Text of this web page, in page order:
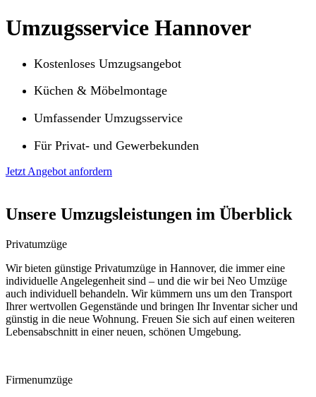
Umzugsservice Hannover
Kostenloses Umzugsangebot
Küchen & Möbelmontage
Umfassender Umzugsservice
Für Privat- und Gewerbekunden
Jetzt Angebot anfordern
Unsere Umzugsleistungen im Überblick
Privatumzüge
Wir bieten günstige Privatumzüge in Hannover, die immer eine
individuelle Angelegenheit sind – und die wir bei Neo Umzüge
auch individuell behandeln. Wir kümmern uns um den Transport
Ihrer wertvollen Gegenstände und bringen Ihr Inventar sicher und
günstig in die neue Wohnung. Freuen Sie sich auf einen weiteren
Lebensabschnitt in einer neuen, schönen Umgebung.
Firmenumzüge